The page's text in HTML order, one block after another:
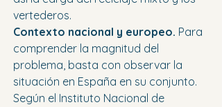
vertederos.
Contexto nacional y europeo. Para
comprender la magnitud del
problema, basta con observar la
situación en España en su conjunto.
Según el Instituto Nacional de